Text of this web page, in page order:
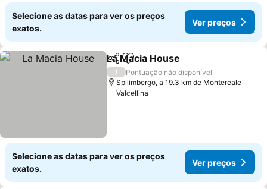
Selecione as datas para ver os preços
exatos.
Ver preços
PartilharAdicionar aos favoritos
La Macia House
/
Pontuação não disponível
Spilimbergo, a 19.3 km de Montereale
Valcellina
Selecione as datas para ver os preços
exatos.
Ver preços